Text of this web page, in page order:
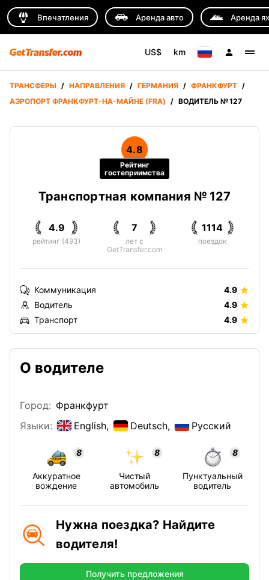
Впечатления Аренда авто Аренда
US$ km
ТРАНСФЕРЫ / НАПРАВЛЕНИЯ / ГЕРМАНИЯ / ФРАНКФУРТ /
АЭРОПОРТ ФРАНКФУРТ-НА-МАЙНЕ (FRA) / ВОДИТЕЛЬ № 127
4.8
Рейтинг
гостеприимства
Транспортная компания № 127
4.9
рейтинг (493)
7
лет с
GetTransfer.com
1114
поездок
Коммуникация
4.9
Водитель
4.9
Транспорт
4.9
О водителе
Город: Франкфурт
Языки:
English, Deutsch, Русский
8
Аккуратное
вождение
8
Чистый
автомобиль
8
Пунктуальный
водитель
Нужна поездка? Найдите
водителя!
Получить предложения